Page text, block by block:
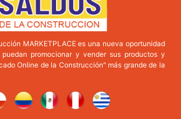
MARKETPLACE es una nueva oportunidad
puedan promocionar y vender sus productos y
Online de la Construcción" más grande de la